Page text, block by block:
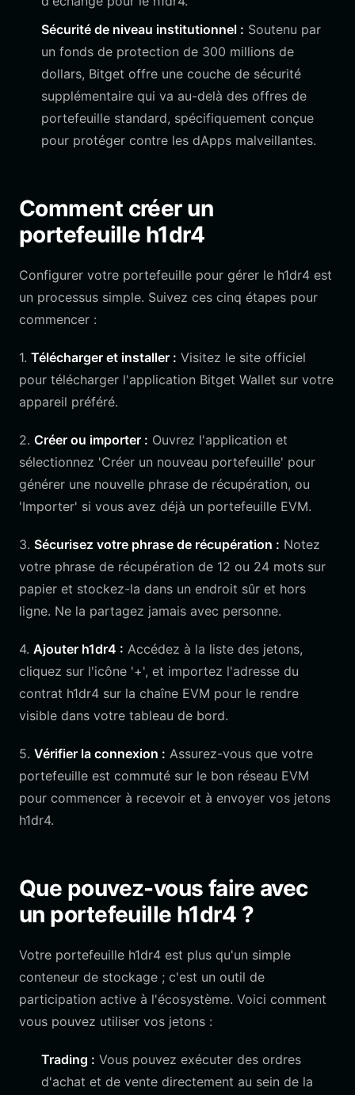
Sécurité de niveau institutionnel : Soutenu par
un fonds de protection de 300 millions de
dollars, Bitget offre une couche de sécurité
supplémentaire qui va au-delà des offres de
portefeuille standard, spécifiquement conçue
pour protéger contre les dApps malveillantes.
Comment créer un
portefeuille h1dr4
Configurer votre portefeuille pour gérer le h1dr4 est
un processus simple. Suivez ces cinq étapes pour
commencer :
1. Télécharger et installer : Visitez le site officiel
pour télécharger l'application Bitget Wallet sur votre
appareil préféré.
2. Créer ou importer : Ouvrez l'application et
sélectionnez 'Créer un nouveau portefeuille' pour
générer une nouvelle phrase de récupération, ou
'Importer' si vous avez déjà un portefeuille EVM.
3. Sécurisez votre phrase de récupération : Notez
votre phrase de récupération de 12 ou 24 mots sur
papier et stockez-la dans un endroit sûr et hors
ligne. Ne la partagez jamais avec personne.
4. Ajouter h1dr4 : Accédez à la liste des jetons,
cliquez sur l'icône '+', et importez l'adresse du
contrat h1dr4 sur la chaîne EVM pour le rendre
visible dans votre tableau de bord.
5. Vérifier la connexion : Assurez-vous que votre
portefeuille est commuté sur le bon réseau EVM
pour commencer à recevoir et à envoyer vos jetons
h1dr4.
Que pouvez-vous faire avec
un portefeuille h1dr4 ?
Votre portefeuille h1dr4 est plus qu'un simple
conteneur de stockage ; c'est un outil de
participation active à l'écosystème. Voici comment
vous pouvez utiliser vos jetons :
Trading : Vous pouvez exécuter des ordres
d'achat et de vente directement au sein de la